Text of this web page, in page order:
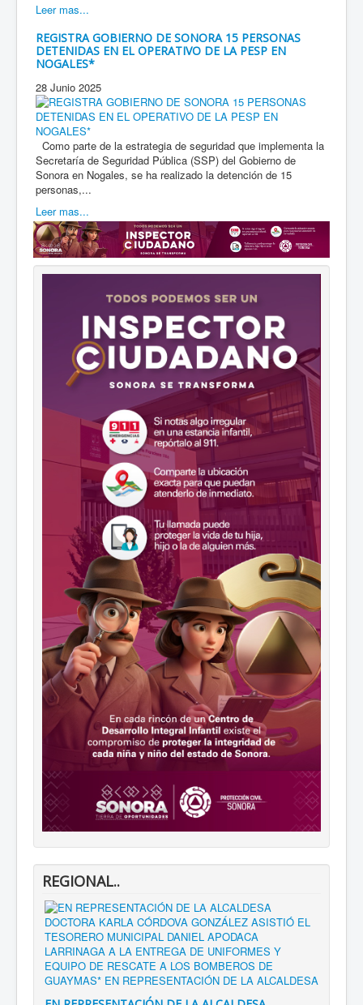
Leer mas...
REGISTRA GOBIERNO DE SONORA 15 PERSONAS
DETENIDAS EN EL OPERATIVO DE LA PESP EN
NOGALES*
28 Junio 2025
Como parte de la estrategia de seguridad que implementa la
Secretaría de Seguridad Pública (SSP) del Gobierno de
Sonora en Nogales, se ha realizado la detención de 15
personas,...
Leer mas...
REGIONAL..